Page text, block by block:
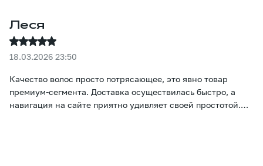
Леся
18.03.2026 23:50
Качество волос просто потрясающее, это явно товар
премиум-сегмента. Доставка осуществилась быстро, а
навигация на сайте приятно удивляет своей простотой.